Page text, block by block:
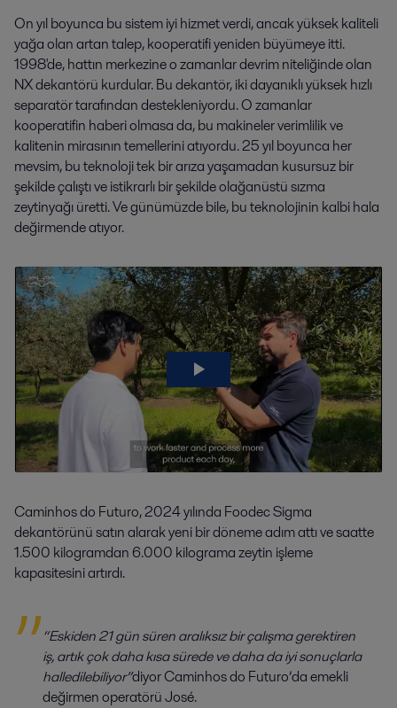
On yıl boyunca bu sistem iyi hizmet verdi, ancak yüksek kaliteli
yağa olan artan talep, kooperatifi yeniden büyümeye itti.
1998'de, hattın merkezine o zamanlar devrim niteliğinde olan
NX dekantörü kurdular. Bu dekantör, iki dayanıklı yüksek hızlı
separatör tarafından destekleniyordu. O zamanlar
kooperatifin haberi olmasa da, bu makineler verimlilik ve
kalitenin mirasının temellerini atıyordu. 25 yıl boyunca her
mevsim, bu teknoloji tek bir arıza yaşamadan kusursuz bir
şekilde çalıştı ve istikrarlı bir şekilde olağanüstü sızma
zeytinyağı üretti. Ve günümüzde bile, bu teknolojinin kalbi hala
değirmende atıyor.
Caminhos do Futuro, 2024 yılında Foodec Sigma
dekantörünü satın alarak yeni bir döneme adım attı ve saatte
1.500 kilogramdan 6.000 kilograma zeytin işleme
kapasitesini artırdı.
“Eskiden 21 gün süren aralıksız bir çalışma gerektiren
iş, artık çok daha kısa sürede ve daha da iyi sonuçlarla
halledilebiliyor”diyor Caminhos do Futuro’da emekli
değirmen operatörü José.